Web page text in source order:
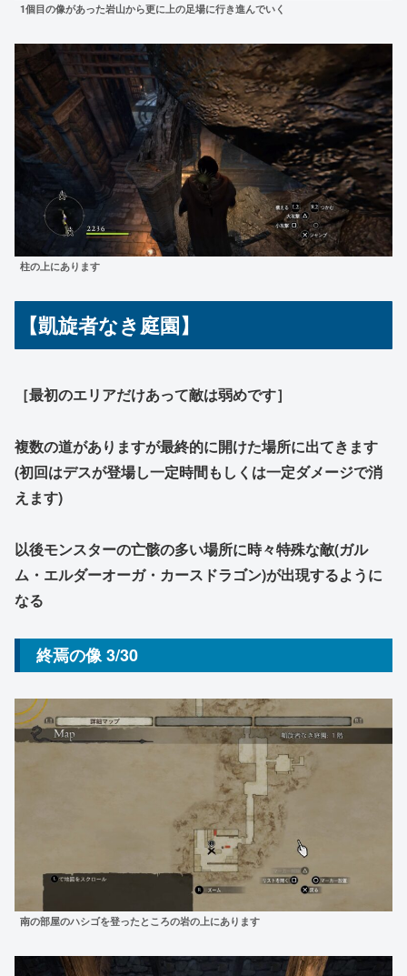
1個目の像があった岩山から更に上の足場に行き進んでいく
柱の上にあります
【凱旋者なき庭園】
［最初のエリアだけあって敵は弱めです］
複数の道がありますが最終的に開けた場所に出てきます
(初回はデスが登場し一定時間もしくは一定ダメージで消
えます)
以後モンスターの亡骸の多い場所に時々特殊な敵(ガル
ム・エルダーオーガ・カースドラゴン)が出現するように
なる
終焉の像 3/30
南の部屋のハシゴを登ったところの岩の上にあります